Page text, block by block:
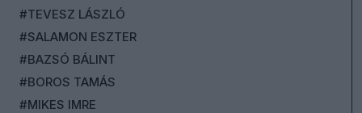
#TEVESZ LÁSZLÓ
#SALAMON ESZTER
#BAZSÓ BÁLINT
#BOROS TAMÁS
#MIKES IMRE